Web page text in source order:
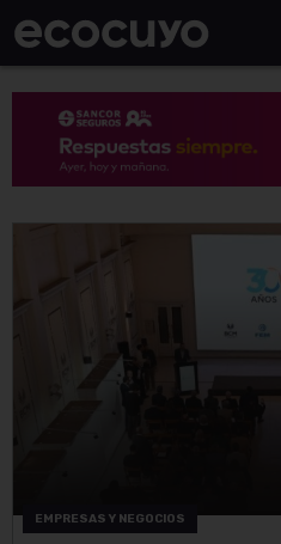
EMPRESAS Y NEGOCIOS